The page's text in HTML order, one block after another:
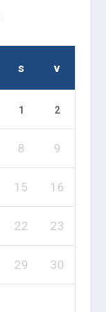
s v
1 2
8 9
15 16
22 23
29 30